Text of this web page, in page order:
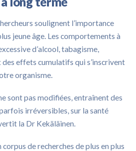
soulignent l’importance
jeune âge. Les comportements à
d’alcool, tabagisme,
effets cumulatifs qui s’inscrivent
organisme.
sont pas modifiées, entraînent des
irréversibles, sur la santé
la Dr Kekäläinen.
de recherches de plus en plus